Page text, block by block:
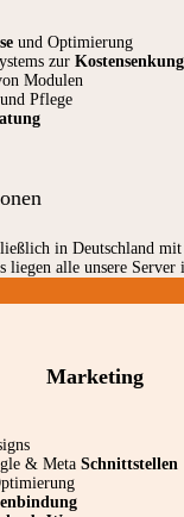
und Optimierung
zur Kostensenkung
Modulen
und Pflege
in Deutschland mit
alle unsere Server
Marketing
& Meta Schnittstellen